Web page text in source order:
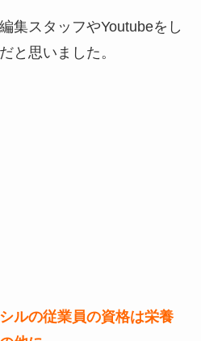
集スタッフやYoutubeをし
と思いました。
ルの従業員の資格は栄養